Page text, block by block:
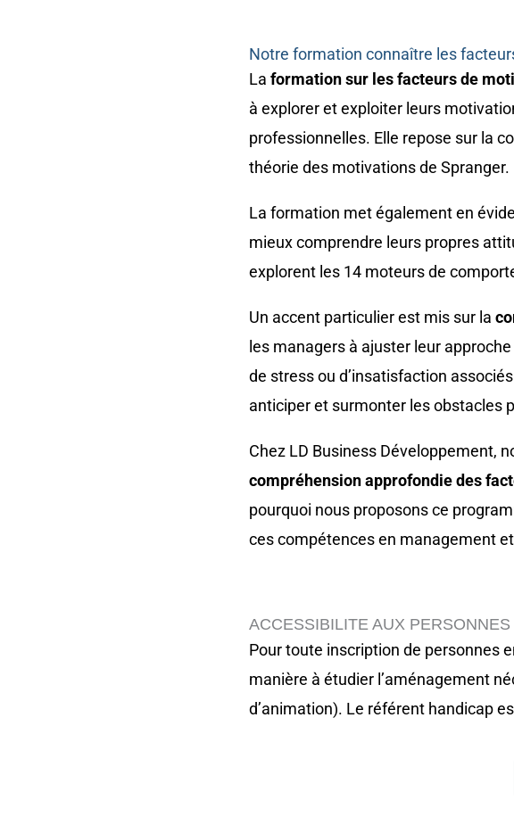
Notre formation connaître les
La formation sur les facteurs de
à explorer et exploiter leurs
professionnelles. Elle repose sur la
théorie des motivations de Spranger.
La formation met également en
mieux comprendre leurs propres
explorent les 14 moteurs de
Un accent particulier est mis sur la
les managers à ajuster leur
de stress ou d’insatisfaction
anticiper et surmonter les obstacles
Chez LD Business Développement,
compréhension approfondie des
pourquoi nous proposons ce
ces compétences en management
ACCESSIBILITE AUX
Pour toute inscription de personnes
manière à étudier l’aménagement
d’animation). Le référent handicap